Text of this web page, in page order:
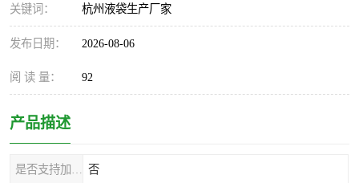
关键词： 杭州液袋生产厂家
发布日期： 2026-08-06
阅 读 量： 92
产品描述
否